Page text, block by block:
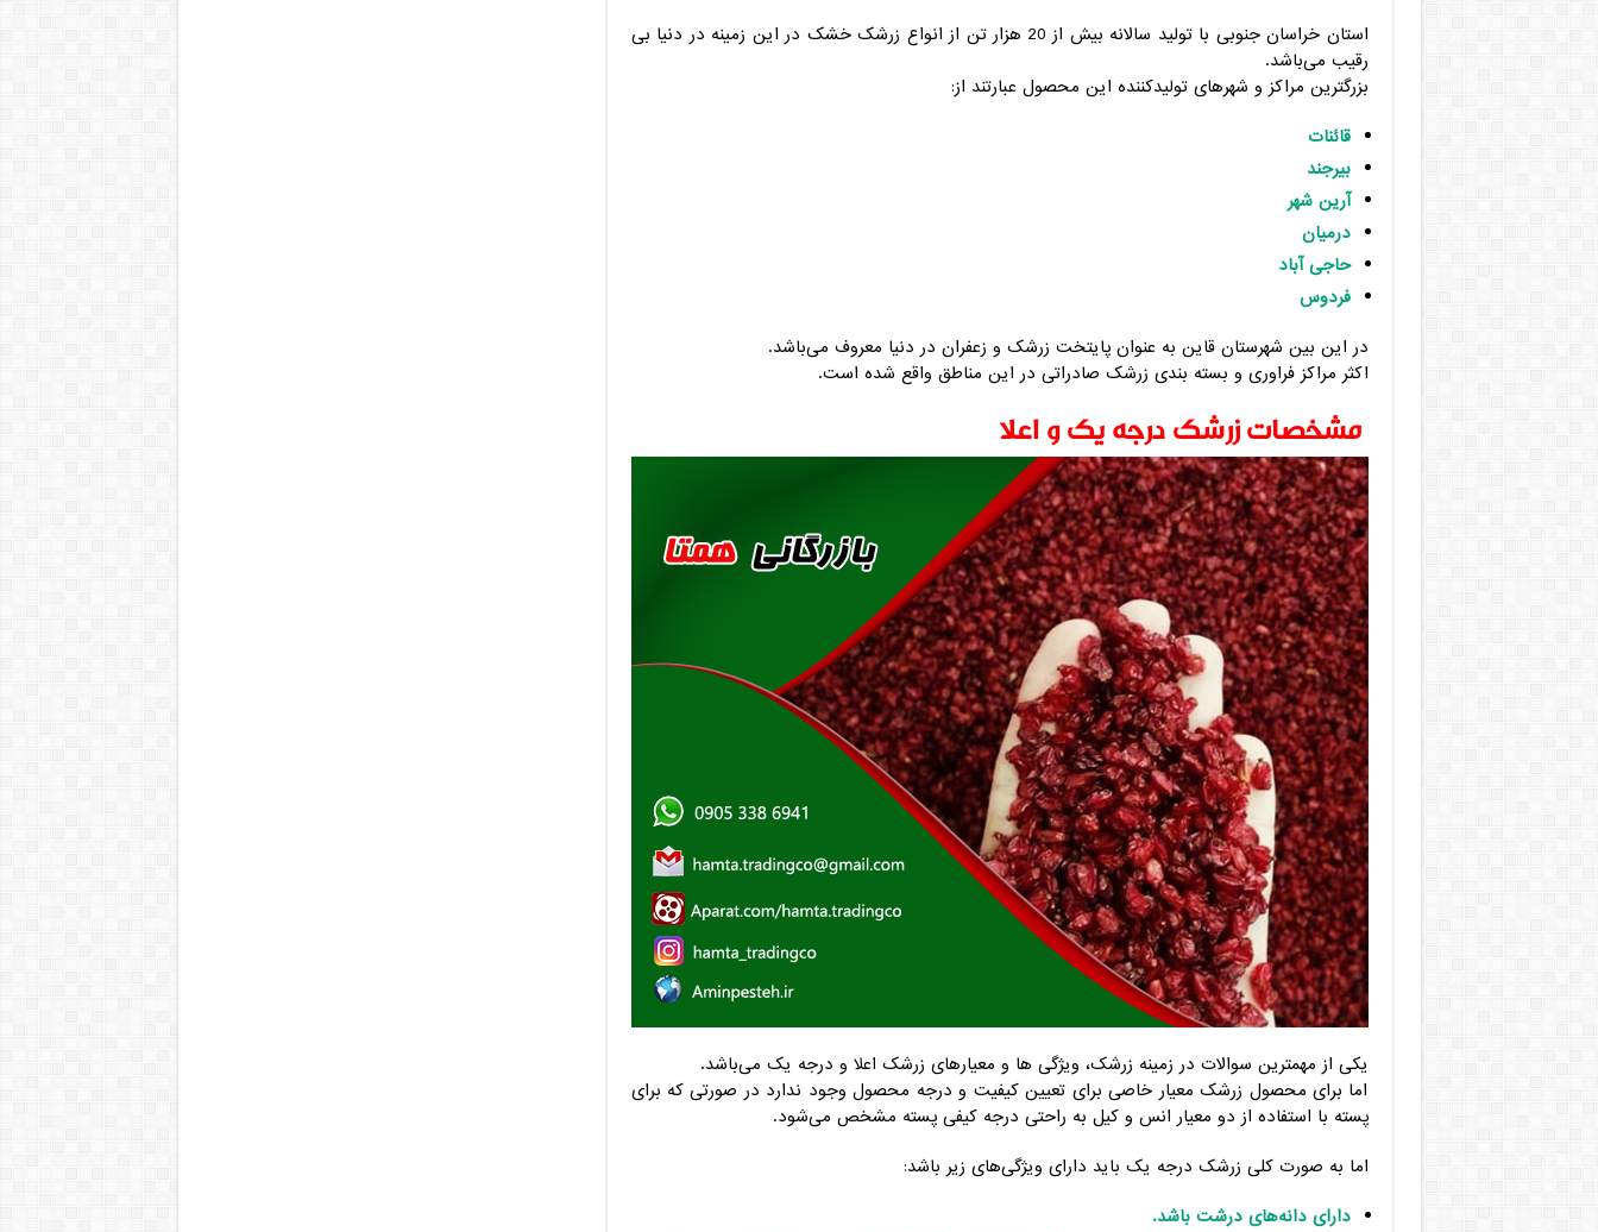
استان خراسان جنوبی با تولید سالانه بیش از 20 هزار تن از انواع زرشک خشک در این زمینه در دنیا بی
رقیب می‌باشد.
بزرگترین مراکز و شهرهای تولیدکننده این محصول عبارتند از:
قائنات
بیرجند
آرین شهر
درمیان
حاجی آباد
فردوس
در این بین شهرستان قاین به عنوان پایتخت زرشک و زعفران در دنیا معروف می‌باشد.
اکثر مراکز فراوری و بسته بندی زرشک صادراتی در این مناطق واقع شده است.
مشخصات زرشک درجه یک و اعلا
یکی از مهمترین سوالات در زمینه زرشک، ویژگی ها و معیارهای زرشک اعلا و درجه یک می‌باشد.
اما برای محصول زرشک معیار خاصی برای تعیین کیفیت و درجه محصول وجود ندارد در صورتی که برای
پسته با استفاده از دو معیار انس و کیل به راحتی درجه کیفی پسته مشخص می‌شود.
اما به صورت کلی زرشک درجه یک باید دارای ویژگی‌های زیر باشد:
دارای دانه‌های درشت باشد.